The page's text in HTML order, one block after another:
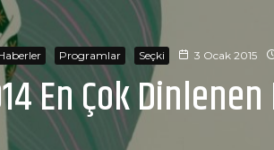
Programlar Seçki 3 Ocak 2015
En Çok